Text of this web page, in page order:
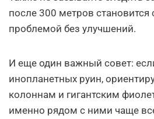
после 300 метров становится
проблемой без улучшений.
И еще один важный совет:
инопланетных руин,
колоннам и гигантским
именно рядом с ними чаще